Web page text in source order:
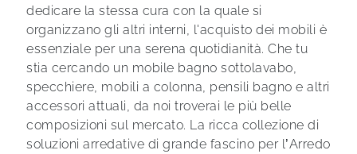
dedicare la stessa cura con la quale si
organizzano gli altri interni, l'acquisto dei mobili è
essenziale per una serena quotidianità. Che tu
stia cercando un mobile bagno sottolavabo,
specchiere, mobili a colonna, pensili bagno e altri
accessori attuali, da noi troverai le più belle
composizioni sul mercato. La ricca collezione di
soluzioni arredative di grande fascino per l’Arredo